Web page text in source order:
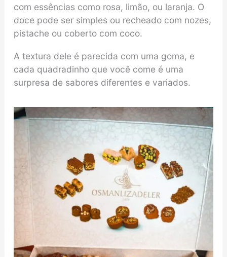
com essências como rosa, limão, ou laranja. O
doce pode ser simples ou recheado com nozes,
pistache ou coberto com coco.
A textura dele é parecida com uma goma, e
cada quadradinho que você come é uma
surpresa de sabores diferentes e variados.